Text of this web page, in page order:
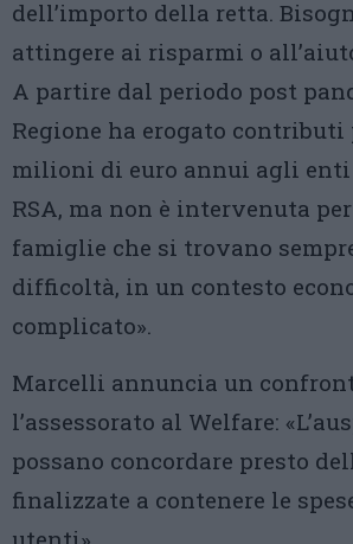
dell’importo della retta.
attingere ai risparmi o
A partire dal periodo post
Regione ha erogato contributi
milioni di euro annui agli
RSA, ma non è intervenuta
famiglie che si trovano
difficoltà, in un contesto
complicato».
Marcelli annuncia un
l’assessorato al Welfare:
possano concordare presto
finalizzate a contenere le